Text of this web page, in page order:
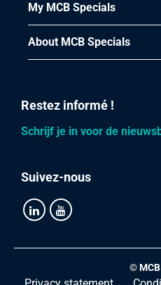
My MCB Specials
About MCB Specials
Restez informé !
Schrijf je in voor de
Suivez-nous
©MCB